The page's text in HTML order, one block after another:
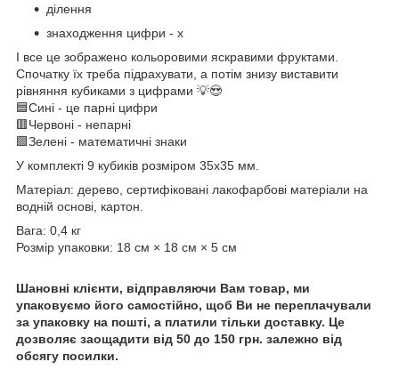
ділення
знаходження цифри - х
І все це зображено кольоровими яскравими фруктами.
Спочатку їх треба підрахувати, а потім знизу виставити
рівняння кубиками з цифрами 💡😍
🟦Сині - це парні цифри
🟥Червоні - непарні
🟩Зелені - математичні знаки
У комплекті 9 кубиків розміром 35х35 мм.
Матеріал: дерево, сертифіковані лакофарбові матеріали на
водній основі, картон.
Вага: 0,4 кг
Розмір упаковки: 18 см × 18 см × 5 см
Шановні клієнти, відправляючи Вам товар, ми
упаковуємо його самостійно, щоб Ви не переплачували
за упаковку на пошті, а платили тільки доставку. Це
дозволяє заощадити від 50 до 150 грн. залежно від
обсягу посилки.